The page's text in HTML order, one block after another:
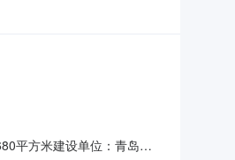
平方米建设单位：青岛高